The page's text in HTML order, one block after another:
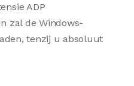
ADP
zal de Windows-
tenzij u absoluut